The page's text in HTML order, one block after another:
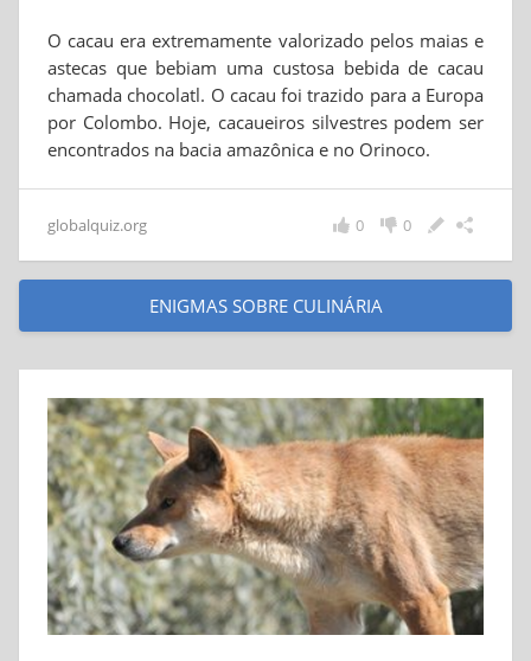
O cacau era extremamente valorizado pelos maias e
astecas que bebiam uma custosa bebida de cacau
chamada chocolatl. O cacau foi trazido para a Europa
por Colombo. Hoje, cacaueiros silvestres podem ser
encontrados na bacia amazônica e no Orinoco.
globalquiz.org 0
0
ENIGMAS SOBRE CULINÁRIA